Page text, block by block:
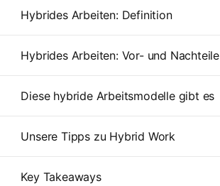
Hybrides Arbeiten: Definition
Hybrides Arbeiten: Vor- und Nachteile
Diese hybride Arbeitsmodelle gibt es
Unsere Tipps zu Hybrid Work
Key Takeaways